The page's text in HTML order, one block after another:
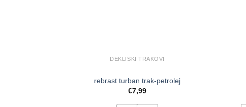
DEKLIŠKI TRAKOVI
rebrast turban trak-petrolej
€7,99